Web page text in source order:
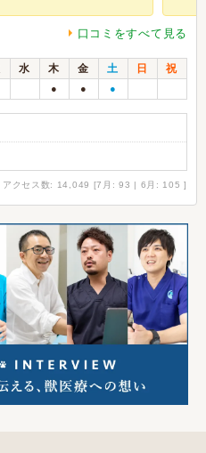
口コミをすべて見る
水 木 金 土 日
祝
● ● ●
アクセス数: 14,049 [7月: 93 | 6月: 105 ]